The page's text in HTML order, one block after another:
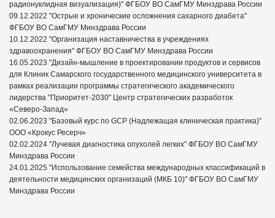
радионуклидная визуализация)" ФГБОУ ВО СамГМУ Минздрава России
09.12.2022 "Острые и хронические осложнения сахарного диабета"
ФГБОУ ВО СамГМУ Минздрава России
10.12.2022 "Организация наставничества в учреждениях
здравоохранения" ФГБОУ ВО СамГМУ Минздрава России
16.05.2023 "Дизайн-мышление в проектировании продуктов и сервисов
для Клиник Самарского государственного медицинского университета в
рамках реализации программы стратегического академического
лидерства "Приоритет-2030" Центр стратегических разработок
«Северо-Запад»
02.06.2023 "Базовый курс по GCP (Надлежащая клиническая практика)"
ООО «Крокус Ресерч»
02.02.2024 "Лучевая диагностика опухолей легких" ФГБОУ ВО СамГМУ
Минздрава России
24.01.2025 "Использование семейства международных классификаций в
деятельности медицинских организаций (МКБ 10)" ФГБОУ ВО СамГМУ
Минздрава России